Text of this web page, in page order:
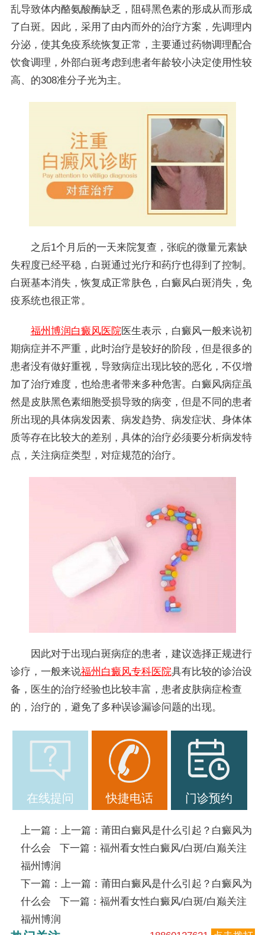
乱导致体内酪氨酸酶缺乏，阻碍黑色素的形成从而形成
了白斑。因此，采用了由内而外的治疗方案，先调理内
分泌，使其免疫系统恢复正常，主要通过药物调理配合
饮食调理，外部白斑考虑到患者年龄较小决定使用性较
高、的308准分子光为主。
之后1个月后的一天来院复查，张睆的微量元素缺
失程度已经平稳，白斑通过光疗和药疗也得到了控制。
白斑基本消失，恢复成正常肤色，白癜风白斑消失，免
疫系统也很正常。
福州博润白癜风医院医生表示，白癜风一般来说初
期病症并不严重，此时治疗是较好的阶段，但是很多的
患者没有做好重视，导致病症出现比较的恶化，不仅增
加了治疗难度，也给患者带来多种危害。白癜风病症虽
然是皮肤黑色素细胞受损导致的病变，但是不同的患者
所出现的具体病发因素、病发趋势、病发症状、身体体
质等存在比较大的差别，具体的治疗必须要分析病发特
点，关注病症类型，对症规范的治疗。
因此对于出现白斑病症的患者，建议选择正规进行
诊疗，一般来说福州白癜风专科医院具有比较的诊治设
备，医生的治疗经验也比较丰富，患者皮肤病症检查
的，治疗的，避免了多种误诊漏诊问题的出现。
在线提问 快捷电话 门诊预约
上一篇：上一篇： 莆田白癜风是什么引起？白癜风为
什么会 下一篇： 福州看女性白癜风/白斑/白巅关注
福州博润
下一篇：上一篇： 莆田白癜风是什么引起？白癜风为
什么会 下一篇： 福州看女性白癜风/白斑/白巅关注
福州博润